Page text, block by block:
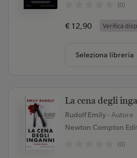
(0)
€ 12,90 Verifica
Seleziona libreria
La cena degli
Rudolf Emily - Autore
Newton Compton
(0)